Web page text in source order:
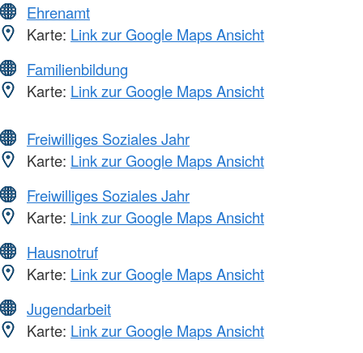
Ehrenamt
Karte: Link zur Google Maps Ansicht
Familienbildung
Karte: Link zur Google Maps Ansicht
Freiwilliges Soziales Jahr
Karte: Link zur Google Maps Ansicht
Freiwilliges Soziales Jahr
Karte: Link zur Google Maps Ansicht
Hausnotruf
Karte: Link zur Google Maps Ansicht
Jugendarbeit
Karte: Link zur Google Maps Ansicht